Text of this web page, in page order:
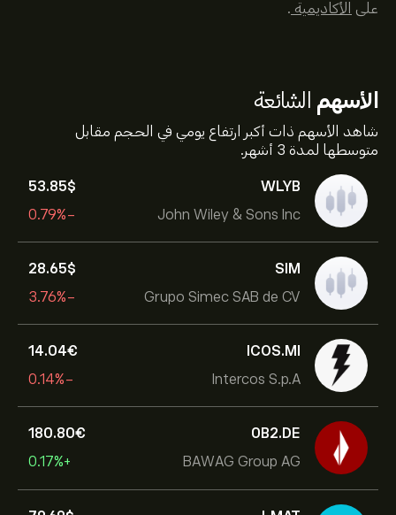
الأسهم الشائعة
شاهد الأسهم ذات أكبر ارتفاع يومي في الحجم مقابل
متوسطها لمدة 3 أشهر.
WLYB
John Wiley & Sons Inc
53.85‎$‎
-0.79%
SIM
Grupo Simec SAB de CV
28.65‎$‎
-3.76%
ICOS.MI
Intercos S.p.A
14.04‎€‎
-0.14%
0B2.DE
BAWAG Group AG
180.80‎€‎
+0.17%
على
الأكاديمية .